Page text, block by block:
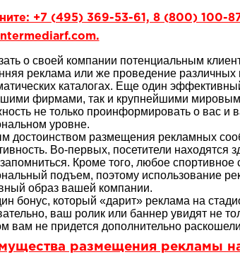
+7 (495) 369-53-61, 8 (800) 100-
о своей компании потенциальным
реклама или же проведение
каталогах. Еще один
фирмами, так и крупнейшими
не только проинформировать о вас и
уровне.
достоинством размещения рекламных
Во-первых, посетители находятся
Кроме того, любое
подъем, поэтому использование
образ вашей компании.
бонус, который «дарит» реклама на
ваш ролик или баннер увидят не
вам не придется дополнительно
размещения рекламы